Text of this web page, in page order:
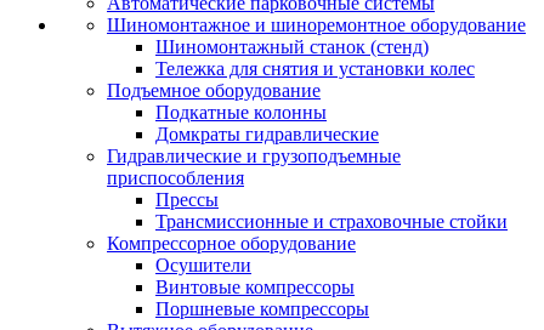
Шиномонтажное и шиноремонтное оборудование
Шиномонтажный станок (стенд)
Тележка для снятия и установки колес
Подъемное оборудование
Подкатные колонны
Домкраты гидравлические
Гидравлические и грузоподъемные
приспособления
Прессы
Трансмиссионные и страховочные стойки
Компрессорное оборудование
Осушители
Винтовые компрессоры
Поршневые компрессоры